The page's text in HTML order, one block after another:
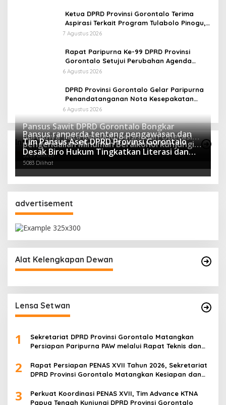
Ketua DPRD Provinsi Gorontalo Terima
Aspirasi Terkait Program Tulabolo Pinogu,
Tegaskan Komitmen Pengawalan Hingga
7 Agustus 2026
Rapat Paripurna Ke-99 DPRD Provinsi
Gorontalo Setujui Perubahan Agenda
Masa Persidangan Ketiga
6 Agustus 2026
DPRD Provinsi Gorontalo Gelar Paripurna
Penandatanganan Nota Kesepakatan
Perubahan KUA dan P-PPAS APBD 2026
6 Agustus 2026
Info Pansus
Pansus Sawit DPRD Gorontalo Bongkar
Buruknya Tata Kelola Koperasi dan Operasi
Ilegal Perusahaan
5380 Dilihat
Pansus ranperda tentang pengawasan dan
pengendalian Minuman Beralkohol kunjungi
Polres Boalemo
5269 Dilihat
Tim Pansus Aset DPRD Provinsi Gorontalo
Desak Biro Hukum Tingkatkan Literasi dan
Mitigasi Resiko Hukum Terkait Aset Daerah
5083 Dilihat
advertisement
Alat Kelengkapan Dewan
Lensa Setwan
1
Sekretariat DPRD Provinsi Gorontalo Matangkan
Persiapan Paripurna PAW melalui Rapat Teknis dan
2
Rapat Persiapan PENAS XVII Tahun 2026, Sekretariat
DPRD Provinsi Gorontalo Matangkan Kesiapan dan
3
Perkuat Koordinasi PENAS XVII, Tim Advance KTNA
Papua Tengah Kunjungi DPRD Provinsi Gorontalo